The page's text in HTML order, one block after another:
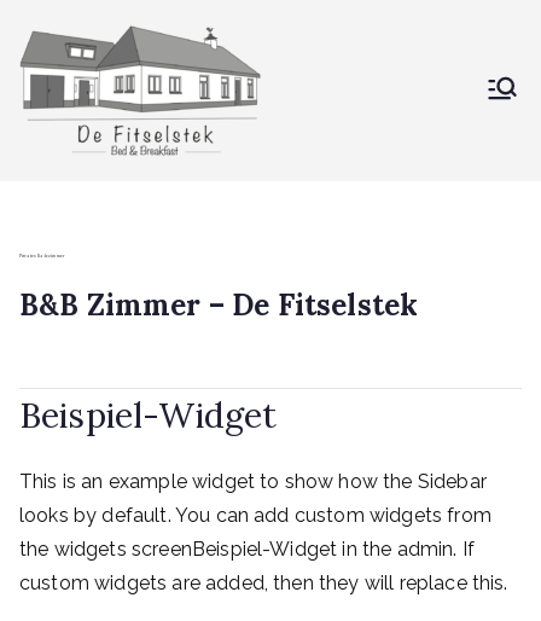
Inhalt
springen
Privates Badezimmer
B&B Zimmer – De Fitselstek
Beispiel-Widget
This is an example widget to show how the Sidebar
looks by default. You can add custom widgets from
the widgets screenBeispiel-Widget in the admin. If
custom widgets are added, then they will replace this.